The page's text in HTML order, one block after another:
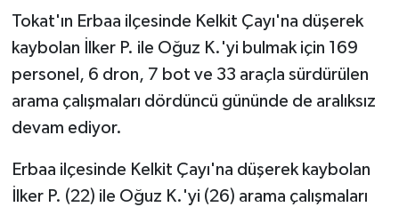
Tokat'ın Erbaa ilçesinde Kelkit Çayı'na düşerek
kaybolan İlker P. ile Oğuz K.'yi bulmak için 169
personel, 6 dron, 7 bot ve 33 araçla sürdürülen
arama çalışmaları dördüncü gününde de aralıksız
devam ediyor.
Erbaa ilçesinde Kelkit Çayı'na düşerek kaybolan
İlker P. (22) ile Oğuz K.'yi (26) arama çalışmaları